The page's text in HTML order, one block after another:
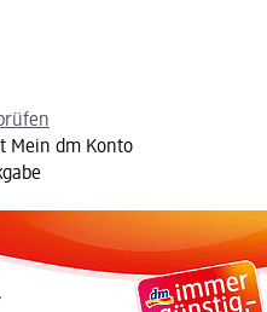
Mein dm Konto